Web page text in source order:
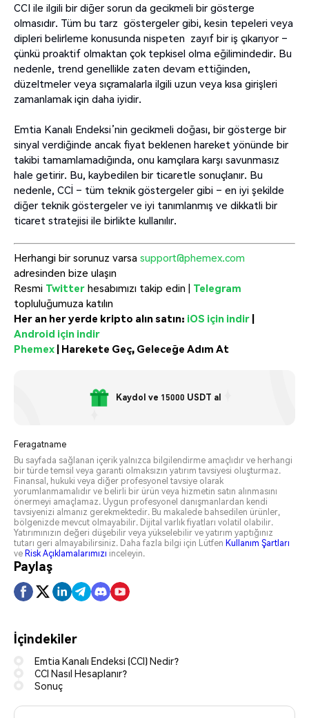
CCI ile ilgili bir diğer sorun da gecikmeli bir gösterge
olmasıdır. Tüm bu tarz göstergeler gibi, kesin tepeleri veya
dipleri belirleme konusunda nispeten zayıf bir iş çıkarıyor –
çünkü proaktif olmaktan çok tepkisel olma eğilimindedir. Bu
nedenle, trend genellikle zaten devam ettiğinden,
düzeltmeler veya sıçramalarla ilgili uzun veya kısa girişleri
zamanlamak için daha iyidir.
Emtia Kanalı Endeksi’nin gecikmeli doğası, bir gösterge bir
sinyal verdiğinde ancak fiyat beklenen hareket yönünde bir
takibi tamamlamadığında, onu kamçılara karşı savunmasız
hale getirir. Bu, kaybedilen bir ticaretle sonuçlanır. Bu
nedenle, CCİ – tüm teknik göstergeler gibi – en iyi şekilde
diğer teknik göstergeler ve iyi tanımlanmış ve dikkatli bir
ticaret stratejisi ile birlikte kullanılır.
Herhangi bir sorunuz varsa support@phemex.com
adresinden bize ulaşın
Resmi Twitter hesabımızı takip edin | Telegram
topluluğumuza katılın
Her an her yerde kripto alın satın: iOS için indir |
Android için indir
Phemex | Harekete Geç, Geleceğe Adım At
Kaydol ve 15000 USDT al
Feragatname
Bu sayfada sağlanan içerik yalnızca bilgilendirme amaçlıdır ve herhangi
bir türde temsil veya garanti olmaksızın yatırım tavsiyesi oluşturmaz.
Finansal, hukuki veya diğer profesyonel tavsiye olarak
yorumlanmamalıdır ve belirli bir ürün veya hizmetin satın alınmasını
önermeyi amaçlamaz. Uygun profesyonel danışmanlardan kendi
tavsiyenizi almanız gerekmektedir. Bu makalede bahsedilen ürünler,
bölgenizde mevcut olmayabilir. Dijital varlık fiyatları volatil olabilir.
Yatırımınızın değeri düşebilir veya yükselebilir ve yatırım yaptığınız
tutarı geri almayabilirsiniz. Daha fazla bilgi için Lütfen Kullanım Şartları
ve Risk Açıklamalarımızı inceleyin.
Paylaş
İçindekiler
Emtia Kanalı Endeksi (CCI) Nedir?
CCI Nasıl Hesaplanır?
Sonuç